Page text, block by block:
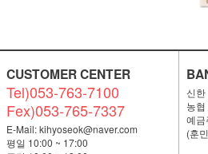
CUSTOMER CENTER
Tel)053-763-7100
Fex)053-765-7337
E-Mail:kihyoseok@naver.com
평일 10:00 ~ 17:00
신
농
예금
(훈